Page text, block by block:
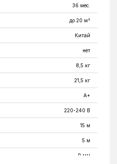
36 мес.
до 20 м²
Китай
нет
8,5 кг
21,5 кг
A+
220-240 В
15 м
5 м
9 мм